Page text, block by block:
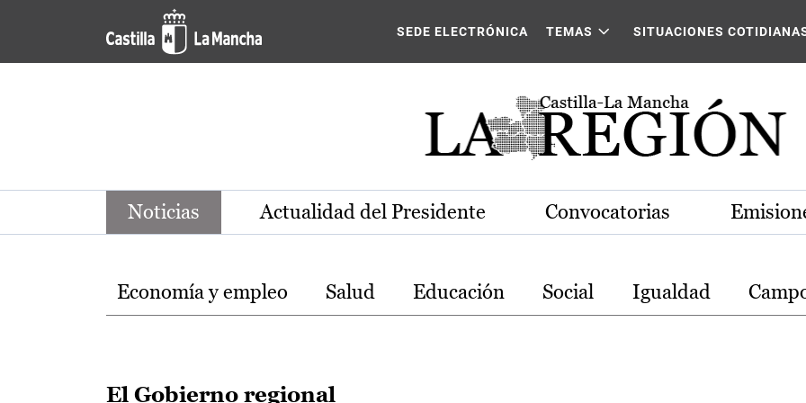
Pasar al contenido principal
Noticias de la región de Castilla-La Mancha
SEDE ELECTRÓNICA TEMAS SITUACIONES
Noticias Actualidad del Presidente Convocatorias
Temas
Economía y empleo Salud Educación Social Igualdad
El Gobierno regional